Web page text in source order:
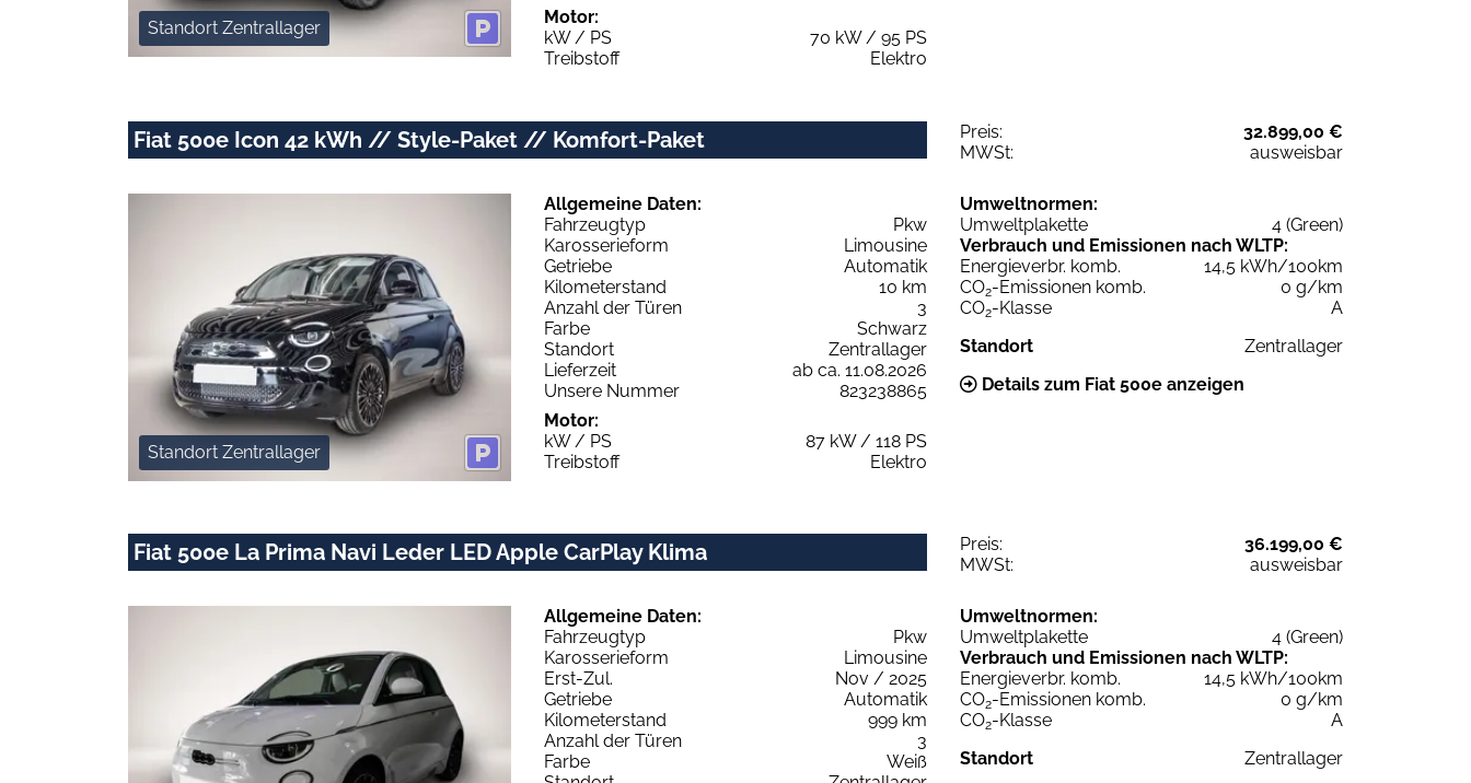
Standort Zentrallager
Motor:
kW / PS
70 kW / 95 PS
Treibstoff
Elektro
Fiat 500e Icon 42 kWh // Style-Paket // Komfort-Paket Preis:
32.899,00 €
MWSt:
ausweisbar
Standort Zentrallager
Allgemeine Daten:
Fahrzeugtyp
Pkw
Karosserieform
Limousine
Getriebe
Automatik
Kilometerstand
10 km
Anzahl der Türen
3
Farbe
Schwarz
Standort
Zentrallager
Lieferzeit
ab ca. 11.08.2026
Unsere Nummer
823238865
Motor:
kW / PS
87 kW / 118 PS
Treibstoff
Elektro
Umweltnormen:
Umweltplakette
4 (Green)
Verbrauch und Emissionen nach WLTP:
Energieverbr. komb.
14,5 kWh/100km
CO2-Emissionen komb.
0 g/km
CO2-Klasse
A
Standort
Zentrallager
Details zum Fiat 500e anzeigen
Fiat 500e La Prima Navi Leder LED Apple CarPlay Klima Preis:
36.199,00 €
MWSt:
ausweisbar
Allgemeine Daten:
Fahrzeugtyp
Pkw
Karosserieform
Limousine
Erst-Zul.
Nov / 2025
Getriebe
Automatik
Kilometerstand
999 km
Anzahl der Türen
3
Farbe
Weiß
Umweltnormen:
Umweltplakette
4 (Green)
Verbrauch und Emissionen nach WLTP:
Energieverbr. komb.
14,5 kWh/100km
CO2-Emissionen komb.
0 g/km
CO2-Klasse
A
Standort
Zentrallager